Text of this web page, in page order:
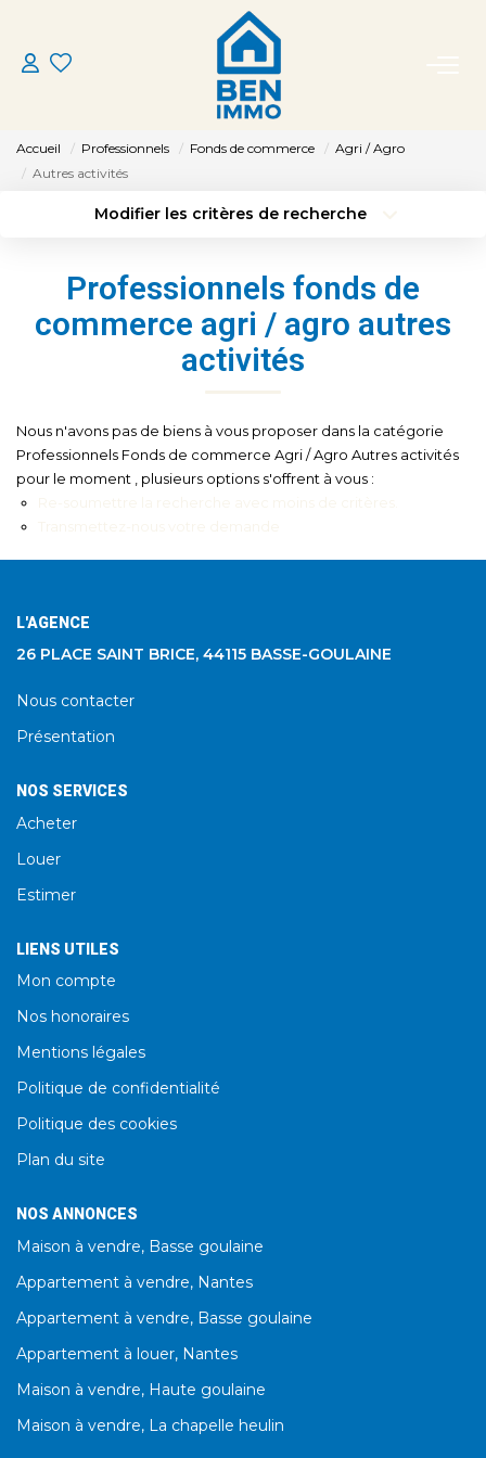
ACHETER
MON AGENCE
CONTACT
Accueil Professionnels Fonds de commerce
Agri / Agro
Autres activités
Modifier les critères de recherche
Sélectionnez...
Type de bien
Surface min
Professionnels fonds de
commerce agri / agro autres
activités
Nous n'avons pas de biens à vous proposer dans la catégorie
Professionnels Fonds de commerce Agri / Agro Autres activités
pour le moment , plusieurs options s'offrent à vous :
L'AGENCE
26 PLACE SAINT BRICE, 44115 BASSE-GOULAINE
Nous contacter
Présentation
NOS SERVICES
Acheter
Louer
Estimer
LIENS UTILES
Mon compte
Nos honoraires
Mentions légales
Politique de confidentialité
Politique des cookies
Plan du site
NOS ANNONCES
Maison à vendre, Basse goulaine
Appartement à vendre, Nantes
Appartement à vendre, Basse goulaine
Appartement à louer, Nantes
Maison à vendre, Haute goulaine
Maison à vendre, La chapelle heulin